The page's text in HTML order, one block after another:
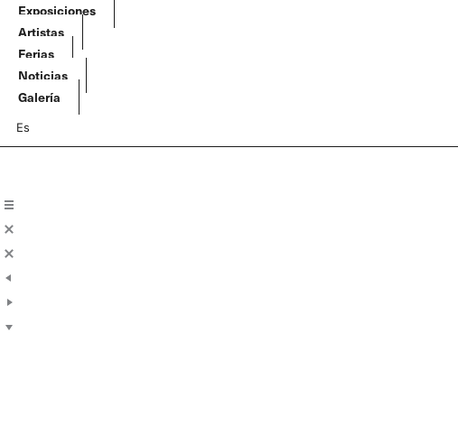
contenido
Exposiciones
Artistas
Ferias
Noticias
Galería
Es